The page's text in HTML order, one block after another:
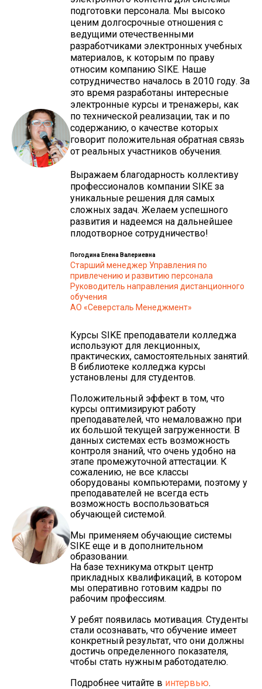
подготовки персонала. Мы высоко
ценим долгосрочные отношения с
ведущими отечественными
разработчиками электронных учебных
материалов, к которым по праву
относим компанию SIKE. Наше
сотрудничество началось в 2010 году. За
это время разработаны интересные
электронные курсы и тренажеры, как
по технической реализации, так и по
содержанию, о качестве которых
говорит положительная обратная связь
от реальных участников обучения.
Выражаем благодарность коллективу
профессионалов компании SIKE за
уникальные решения для самых
сложных задач. Желаем успешного
развития и надеемся на дальнейшее
плодотворное сотрудничество!
Погодина Елена Валериевна
Старший менеджер Управления по
привлечению и развитию персонала
Руководитель направления дистанционного
обучения
АО «Северсталь Менеджмент»
Курсы SIKE преподаватели колледжа
используют для лекционных,
практических, самостоятельных занятий.
В библиотеке колледжа курсы
установлены для студентов.
Положительный эффект в том, что
курсы оптимизируют работу
преподавателей, что немаловажно при
их большой текущей загруженности. В
данных системах есть возможность
контроля знаний, что очень удобно на
этапе промежуточной аттестации. К
сожалению, не все классы
оборудованы компьютерами, поэтому у
преподавателей не всегда есть
возможность воспользоваться
обучающей системой.
Мы применяем обучающие системы
SIKE еще и в дополнительном
образовании.
На базе техникума открыт центр
прикладных квалификаций, в котором
мы оперативно готовим кадры по
рабочим профессиям.
У ребят появилась мотивация. Студенты
стали осознавать, что обучение имеет
конкретный результат, что они должны
достичь определенного показателя,
чтобы стать нужным работодателю.
Подробнее читайте в интервью.